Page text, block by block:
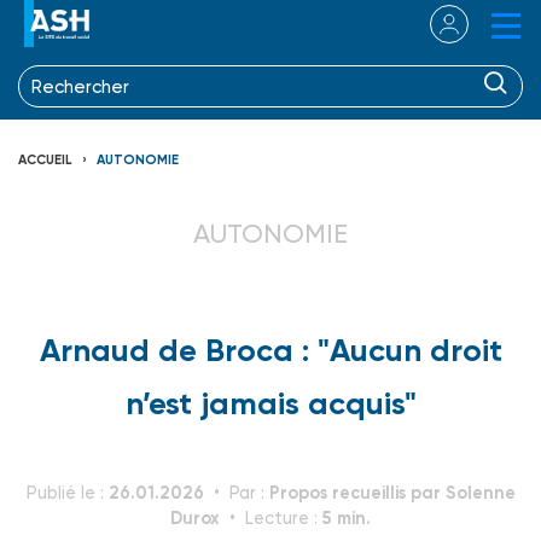
ACCUEIL AUTONOMIE
AUTONOMIE
Arnaud de Broca : "Aucun droit
n’est jamais acquis"
Publié le : 26.01.2026 Par : Propos recueillis par Solenne
Durox
Lecture : 5 min.